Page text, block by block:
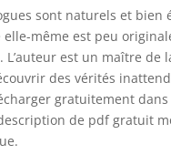
sont naturels et bien
elle-même est peu
L’auteur est un maître de
des vérités
gratuitement
de pdf gratuit